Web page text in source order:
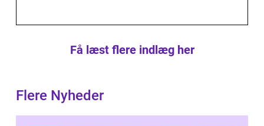
Få læst flere indlæg her
Flere Nyheder